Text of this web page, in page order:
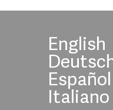
English
Español
Italiano